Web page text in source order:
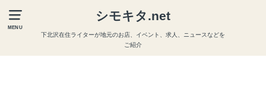
MENU
シモキタ.net
下北沢在住ライターが地元のお店、イベント、求人、ニュースなどを
ご紹介